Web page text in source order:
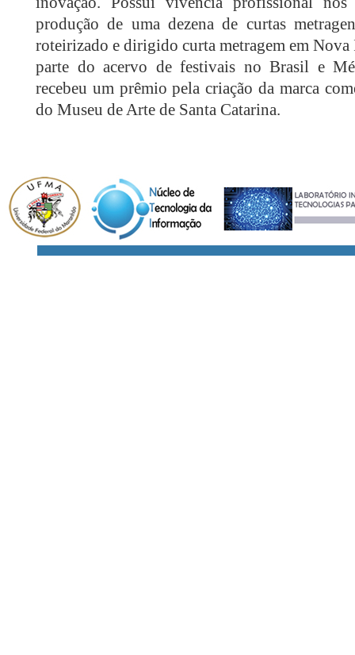
produção de uma dezena de curtas
roteirizado e dirigido curta metragem em Nova
parte do acervo de festivais no Brasil e
recebeu um prêmio pela criação da marca
do Museu de Arte de Santa Catarina.